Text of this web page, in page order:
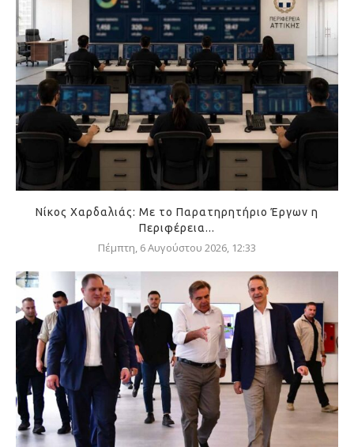
Νίκος Χαρδαλιάς: Με το Παρατηρητήριο Έργων η
Περιφέρεια...
Πέμπτη, 6 Αυγούστου 2026, 12:33